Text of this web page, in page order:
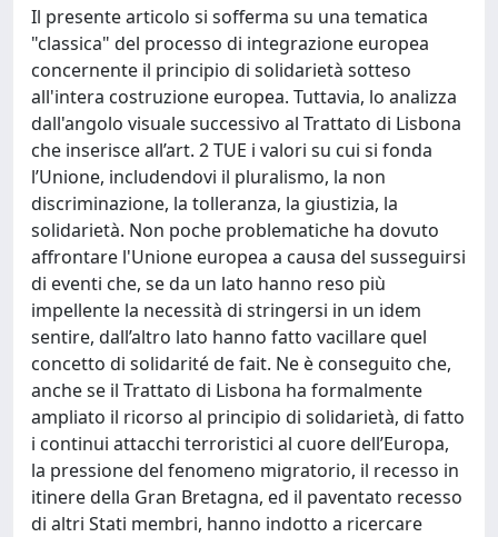
Il presente articolo si sofferma su una tematica
"classica" del processo di integrazione europea
concernente il principio di solidarietà sotteso
all'intera costruzione europea. Tuttavia, lo analizza
dall'angolo visuale successivo al Trattato di Lisbona
che inserisce all’art. 2 TUE i valori su cui si fonda
l’Unione, includendovi il pluralismo, la non
discriminazione, la tolleranza, la giustizia, la
solidarietà. Non poche problematiche ha dovuto
affrontare l'Unione europea a causa del susseguirsi
di eventi che, se da un lato hanno reso più
impellente la necessità di stringersi in un idem
sentire, dall’altro lato hanno fatto vacillare quel
concetto di solidarité de fait. Ne è conseguito che,
anche se il Trattato di Lisbona ha formalmente
ampliato il ricorso al principio di solidarietà, di fatto
i continui attacchi terroristici al cuore dell’Europa,
la pressione del fenomeno migratorio, il recesso in
itinere della Gran Bretagna, ed il paventato recesso
di altri Stati membri, hanno indotto a ricercare